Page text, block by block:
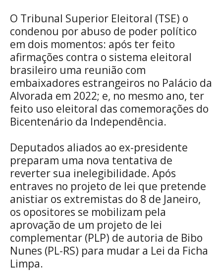
O Tribunal Superior Eleitoral (TSE) o
condenou por abuso de poder político
em dois momentos: após ter feito
afirmações contra o sistema eleitoral
brasileiro uma reunião com
embaixadores estrangeiros no Palácio da
Alvorada em 2022; e, no mesmo ano, ter
feito uso eleitoral das comemorações do
Bicentenário da Independência.
Deputados aliados ao ex-presidente
preparam uma nova tentativa de
reverter sua inelegibilidade. Após
entraves no projeto de lei que pretende
anistiar os extremistas do 8 de Janeiro,
os opositores se mobilizam pela
aprovação de um projeto de lei
complementar (PLP) de autoria de Bibo
Nunes (PL-RS) para mudar a Lei da Ficha
Limpa.